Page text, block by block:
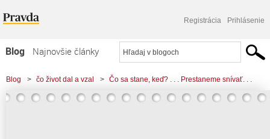
Registrácia Prihlásenie
Blog
Najnovšie články
Najčítanejšie články
Najkomentovanejšie články
Blog > čo život dal a vzal > Čo sa stane, keď? . . . Prestaneme snívať. . .